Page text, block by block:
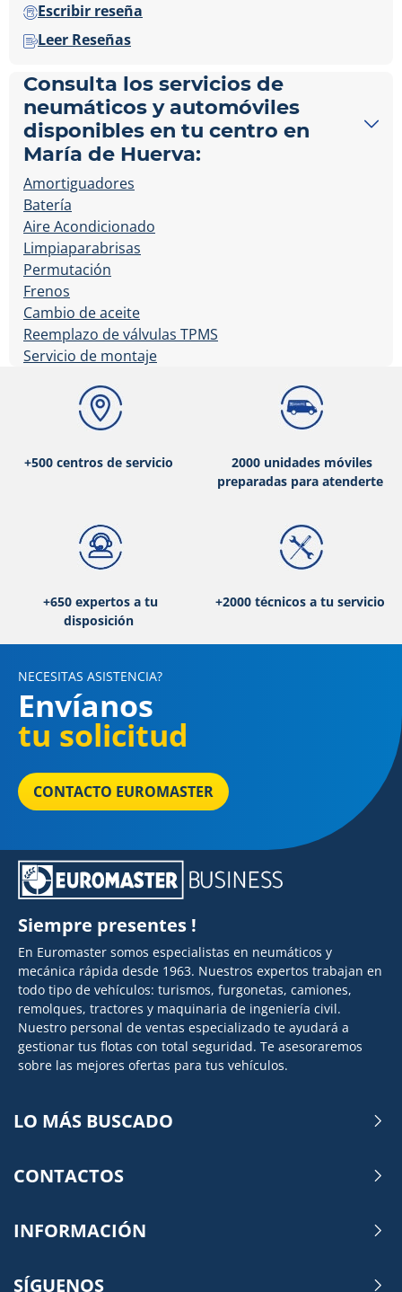
Escribir reseña
Leer Reseñas
Consulta los servicios de
neumáticos y automóviles
disponibles en tu centro en
María de Huerva:
Amortiguadores
Batería
Aire Acondicionado
Limpiaparabrisas
Permutación
Frenos
Cambio de aceite
Reemplazo de válvulas TPMS
Servicio de montaje
+500 centros de servicio
2000 unidades móviles
preparadas para atenderte
+650 expertos a tu
disposición
+2000 técnicos a tu servicio
NECESITAS ASISTENCIA?
Envíanos
tu solicitud
CONTACTO EUROMASTER
Siempre presentes !
En Euromaster somos especialistas en neumáticos y
mecánica rápida desde 1963. Nuestros expertos trabajan en
todo tipo de vehículos: turismos, furgonetas, camiones,
remolques, tractores y maquinaria de ingeniería civil.
Nuestro personal de ventas especializado te ayudará a
gestionar tus flotas con total seguridad. Te asesoraremos
sobre las mejores ofertas para tus vehículos.
LO MÁS BUSCADO
CONTACTOS
INFORMACIÓN
SÍGUENOS